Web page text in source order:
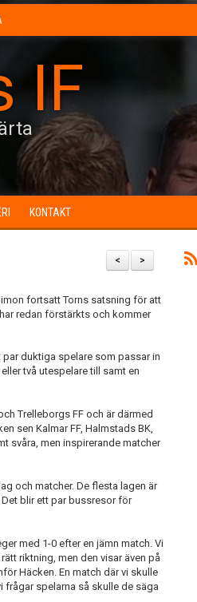
IF
KONTAKT
>
<
fortsatt Torns satsning för att
redan förstärkts och kommer
duktiga spelare som passar in
två utespelare till samt en
Trelleborgs FF och är därmed
sen Kalmar FF, Halmstads BK,
svåra, men inspirerande matcher
och matcher. De flesta lagen är
blir ett par bussresor för
med 1-0 efter en jämn match. Vi
riktning, men den visar även på
Häcken. En match där vi skulle
frågar spelarna så skulle de säga